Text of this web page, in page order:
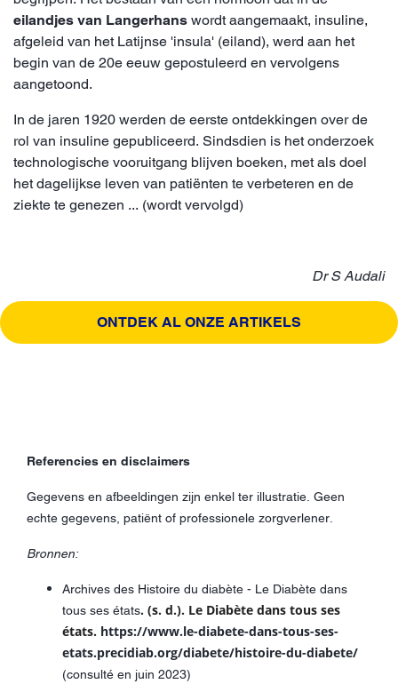
eilandjes van Langerhans wordt aangemaakt, insuline,
afgeleid van het Latijnse 'insula' (eiland), werd aan het
begin van de 20e eeuw gepostuleerd en vervolgens
aangetoond.
In de jaren 1920 werden de eerste ontdekkingen over de
rol van insuline gepubliceerd. Sindsdien is het onderzoek
technologische vooruitgang blijven boeken, met als doel
het dagelijkse leven van patiënten te verbeteren en de
ziekte te genezen ... (wordt vervolgd)
Dr S Audali
ONTDEK AL ONZE ARTIKELS
Referencies en disclaimers
Gegevens en afbeeldingen zijn enkel ter illustratie. Geen
echte gegevens, patiënt of professionele zorgverlener.
Bronnen:
Archives des Histoire du diabète - Le Diabète dans
tous ses états. (s. d.). Le Diabète dans tous ses
états. https://www.le-diabete-dans-tous-ses-
etats.precidiab.org/diabete/histoire-du-diabete/
(consulté en juin 2023)